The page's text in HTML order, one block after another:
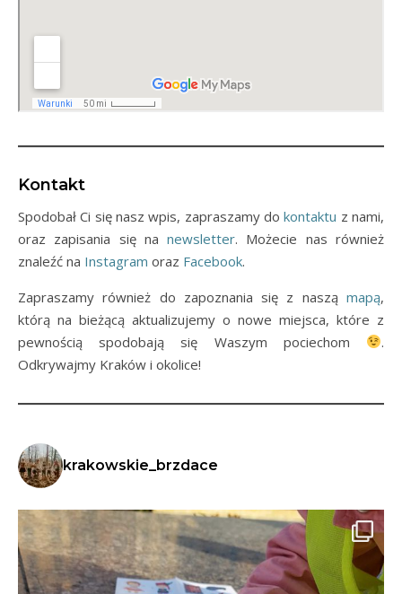
Kontakt
Spodobał Ci się nasz wpis, zapraszamy dokontaktu z nami,
oraz zapisania się nanewsletter. Możecie nas również
znaleźć na Instagram oraz Facebook.
Zapraszamy również do zapoznania się z naszą mapą,
którą na bieżącą aktualizujemy o nowe miejsca, które z
pewnością spodobają się Waszym pociechom
.
Odkrywajmy Kraków i okolice!
krakowskie_brzdace